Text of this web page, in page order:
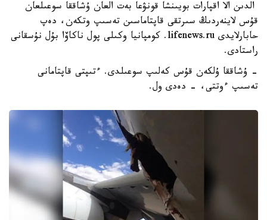
الدىن الا اقپارات بويىنشا قونۋعا بەت العان ۇشاققا سوعىلعان
قۇس لاينەردىڭ سىرتقى قاپتاماسىن تەسىپ وتكەن، دەپ
حابارلايدى lifenews.ru. كومپانيا وكىلى پول ناكاۆا بۇل نۇسقانى
راستادى.
- ۇشاققا ۇلكەن قۇس كەلىپ سوعىلدى. ءتىپتى قاپتامانى
تەسىپ ءوتتى، - دەدى ول.